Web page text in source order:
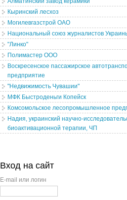
Кыринский лесхоз
Могилевгазстрой ОАО
Национальный союз журналистов
"Линко"
Полимастер ООО
Воскресенское пассажирское
предприятие
"Недвижимость Чувашии"
МФК Быстроденьги Копейск
Комсомольское лесопромышленное
Надия, украинский научно-
биоактивационной терапии, ЧП
Вход на сайт
E-mail или логин